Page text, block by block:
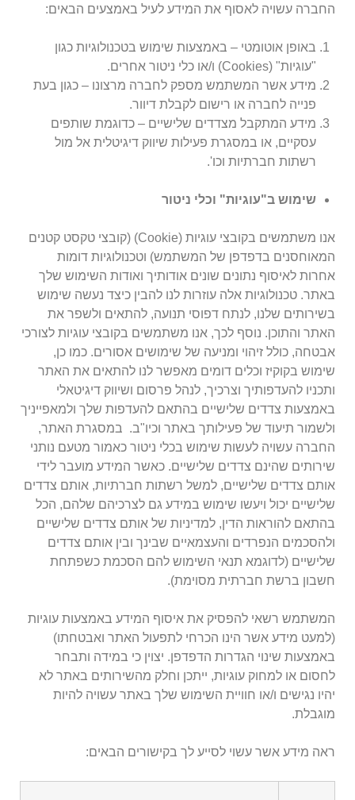
החברה עשויה לאסוף את המידע לעיל באמצעים הבאים:
באופן אוטומטי – באמצעות שימוש בטכנולוגיות כגון
"עוגיות" (Cookies) ו/או כלי ניטור אחרים.
מידע אשר המשתמש מספק לחברה מרצונו – כגון בעת
פנייה לחברה או רישום לקבלת דיוור.
מידע המתקבל מצדדים שלישיים – כדוגמת שותפים
עסקיים, או במסגרת פעילות שיווק דיגיטלית אל מול
רשתות חברתיות וכו'.
שימוש ב"עוגיות" וכלי ניטור
אנו משתמשים בקובצי עוגיות (Cookie) (קובצי טקסט קטנים
המאוחסנים בדפדפן של המשתמש) וטכנולוגיות דומות
אחרות לאיסוף נתונים שונים אודותיך ואודות השימוש שלך
באתר. טכנולוגיות אלה עוזרות לנו להבין כיצד נעשה שימוש
בשירותים שלנו, לנתח דפוסי תנועה, להתאים ולשפר את
האתר והתוכן. נוסף לכך, אנו משתמשים בקובצי עוגיות לצורכי
אבטחה, כולל זיהוי ומניעה של שימושים אסורים. כמו כן,
שימוש בקוקיז וכלים דומים מאפשר לנו להתאים את האתר
ותכניו להעדפותיך וצרכיך, לנהל פרסום ושיווק דיגיטאלי
באמצעות צדדים שלישיים בהתאם להעדפות שלך ולמאפייניך
ולשמור תיעוד של פעילותך באתר וכיו"ב. במסגרת האתר,
החברה עשויה לעשות שימוש בכלי ניטור כאמור מטעם נותני
שירותים שהינם צדדים שלישיים. כאשר המידע מועבר לידי
אותם צדדים שלישיים, למשל רשתות חברתיות, אותם צדדים
שלישיים יכול ויעשו שימוש במידע גם לצרכיהם שלהם, הכל
בהתאם להוראות הדין, למדיניות של אותם צדדים שלישיים
ולהסכמים הנפרדים והעצמאיים שבינך ובין אותם צדדים
שלישיים (לדוגמא תנאי השימוש להם הסכמת כשפתחת
חשבון ברשת חברתית מסוימת).
המשתמש רשאי להפסיק את איסוף המידע באמצעות עוגיות
(למעט מידע אשר הינו הכרחי לתפעול האתר ואבטחתו)
באמצעות שינוי הגדרות הדפדפן. יצוין כי במידה ותבחר
לחסום או למחוק עוגיות, ייתכן וחלק מהשירותים באתר לא
יהיו נגישים ו/או חוויית השימוש שלך באתר עשויה להיות
מוגבלת.
ראה מידע אשר עשוי לסייע לך בקישורים הבאים: